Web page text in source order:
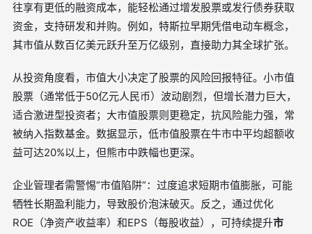
往享有更低的融资成本，能轻松通过增发股票或发行债券获取
资金，支持研发和并购。例如，特斯拉早期凭借电动车概念，
其市值从数百亿美元跃升至万亿级别，直接助力其全球扩张。
从投资角度看，市值大小决定了股票的风险回报特征。小市值
股票（通常低于50亿元人民币）波动剧烈，但增长潜力巨大，
适合激进型投资者；大市值股票则更稳定，抗风险能力强，常
被纳入指数基金。数据显示，低市值股票在牛市中平均超额收
益可达20%以上，但熊市中跌幅也更深。
企业管理者需警惕“市值陷阱”：过度追求短期市值膨胀，可能
牺牲长期盈利能力，导致股价泡沫破灭。反之，通过优化
ROE（净资产收益率）和EPS（每股收益），可持续提升市